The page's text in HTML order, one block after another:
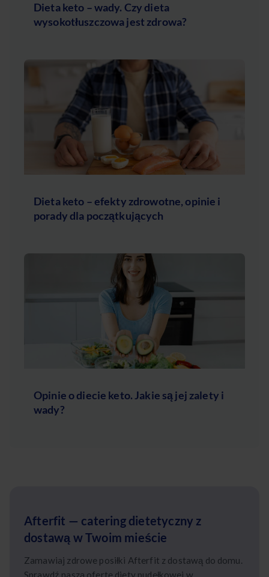
Dieta keto – wady. Czy dieta
wysokotłuszczowa jest zdrowa?
Dieta keto – efekty zdrowotne, opinie i
porady dla początkujących
Opinie o diecie keto. Jakie są jej zalety i
wady?
Afterfit — catering dietetyczny z
dostawą w Twoim mieście
Zamawiaj zdrowe posiłki Afterfit z dostawą do domu.
Sprawdź naszą ofertę diety pudełkowej w